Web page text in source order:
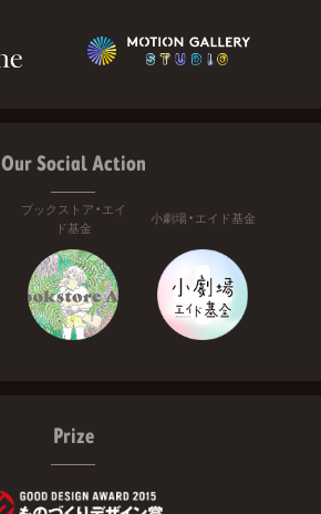
Our Social Action
ブックストア・エイ
ド基金
小劇場・エイド基金
Prize